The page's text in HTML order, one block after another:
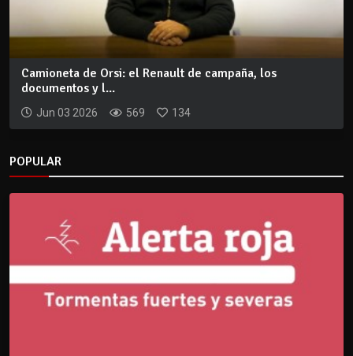
Camioneta de Orsi: el Renault de campaña, los
documentos y l...
Jun 03 2026 569 134
POPULAR